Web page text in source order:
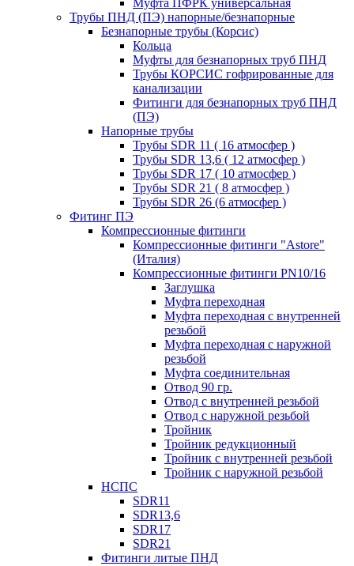
Муфта ПФРК универсальная
Трубы ПНД (ПЭ) напорные/безнапорные
Безнапорные трубы (Корсис)
Кольца
Муфты для безнапорных труб ПНД
Трубы КОРСИС гофрированные для
канализации
Фитинги для безнапорных труб ПНД
(ПЭ)
Напорные трубы
Трубы SDR 11 ( 16 атмосфер )
Трубы SDR 13,6 ( 12 атмосфер )
Трубы SDR 17 ( 10 атмосфер )
Трубы SDR 21 ( 8 атмосфер )
Трубы SDR 26 (6 атмосфер )
Фитинг ПЭ
Компрессионные фитинги
Компрессионные фитинги "Astore"
(Италия)
Компрессионные фитинги PN10/16
Заглушка
Муфта переходная
Муфта переходная с внутренней
резьбой
Муфта переходная с наружной
резьбой
Муфта соединительная
Отвод 90 гр.
Отвод с внутренней резьбой
Отвод с наружной резьбой
Тройник
Тройник редукционный
Тройник с внутренней резьбой
Тройник с наружной резьбой
НСПС
SDR11
SDR13,6
SDR17
SDR21
Фитинги литые ПНД